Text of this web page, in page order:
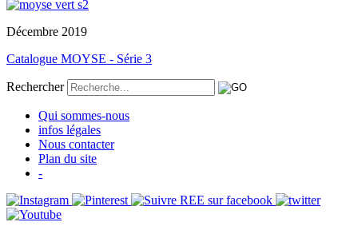
Décembre 2019
Catalogue MOYSE - Série 3
Rechercher
Qui sommes-nous
infos légales
Nous contacter
Plan du site
-